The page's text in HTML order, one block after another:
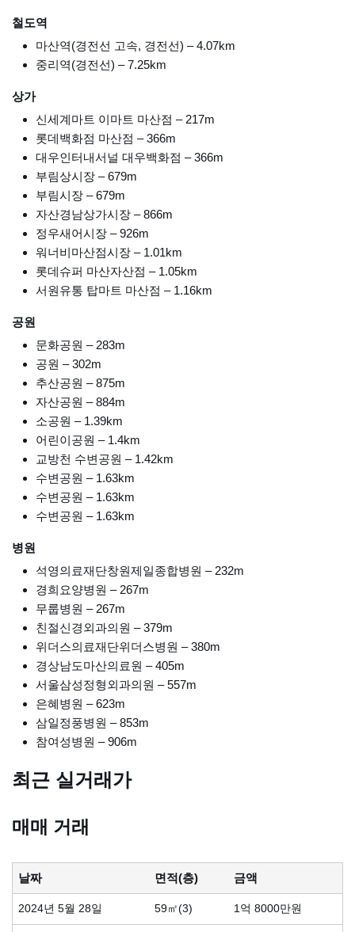
철도역
마산역(경전선 고속, 경전선) – 4.07km
중리역(경전선) – 7.25km
상가
신세계마트 이마트 마산점 – 217m
롯데백화점 마산점 – 366m
대우인터내서널 대우백화점 – 366m
부림상시장 – 679m
부림시장 – 679m
자산경남상가시장 – 866m
정우새어시장 – 926m
워너비마산점시장 – 1.01km
롯데슈퍼 마산자산점 – 1.05km
서원유통 탑마트 마산점 – 1.16km
공원
문화공원 – 283m
공원 – 302m
추산공원 – 875m
자산공원 – 884m
소공원 – 1.39km
어린이공원 – 1.4km
교방천 수변공원 – 1.42km
수변공원 – 1.63km
수변공원 – 1.63km
수변공원 – 1.63km
병원
석영의료재단창원제일종합병원 – 232m
경희요양병원 – 267m
무룹병원 – 267m
친절신경외과의원 – 379m
위더스의료재단위더스병원 – 380m
경상남도마산의료원 – 405m
서울삼성정형외과의원 – 557m
은혜병원 – 623m
삼일정풍병원 – 853m
참여성병원 – 906m
최근 실거래가
매매 거래
날짜 면적(층) 금액
2024년 5월 28일 59㎡(3) 1억 8000만원